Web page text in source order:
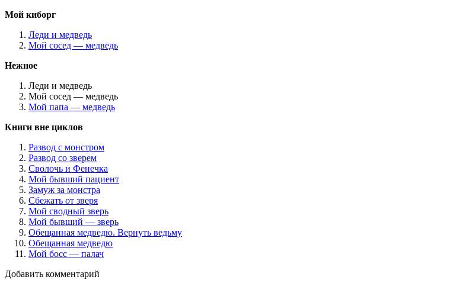
Мой киборг
Леди и медведь
Мой сосед — медведь
Нежное
Леди и медведь
Мой сосед — медведь
Мой папа — медведь
Книги вне циклов
Развод с монстром
Развод со зверем
Сволочь и Фенечка
Мой бывший пациент
Замуж за монстра
Сбежать от зверя
Мой сводный зверь
Мой бывший — зверь
Обещанная медведю. Вернуть ведьму
Обещанная медведю
Мой босс — палач
Добавить комментарий